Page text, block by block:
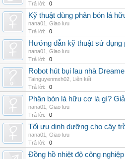
Trả lời:
0
Kỹ thuật dùng phân bón lá
nana01
Giao lưu
Trả lời:
0
Hướng dẫn kỹ thuật sử dụng
nana01
Giao lưu
Trả lời:
0
Robot hút bụi lau nhà
Tainguyenmxh02 Liên kết
Trả lời:
0
Phân bón lá hữu cơ là gì?
nana01
Giao lưu
Trả lời:
0
Tối ưu dinh dưỡng cho cây
nana01
Giao lưu
Trả lời:
0
Đồng hồ nhiệt độ công